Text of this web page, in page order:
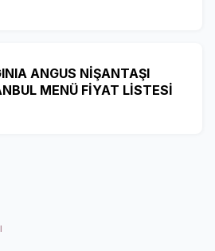
ANGUS NİŞANTAŞI
MENÜ FİYAT LİSTESİ